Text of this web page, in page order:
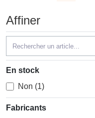
Affiner
En stock
Non (1)
Fabricants